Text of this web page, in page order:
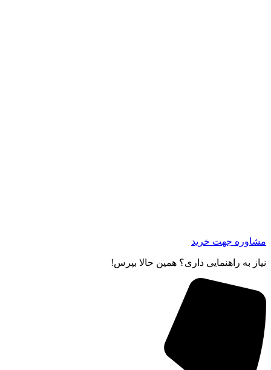
مشاوره جهت خرید
نیاز به راهنمایی داری؟ همین حالا بپرس!